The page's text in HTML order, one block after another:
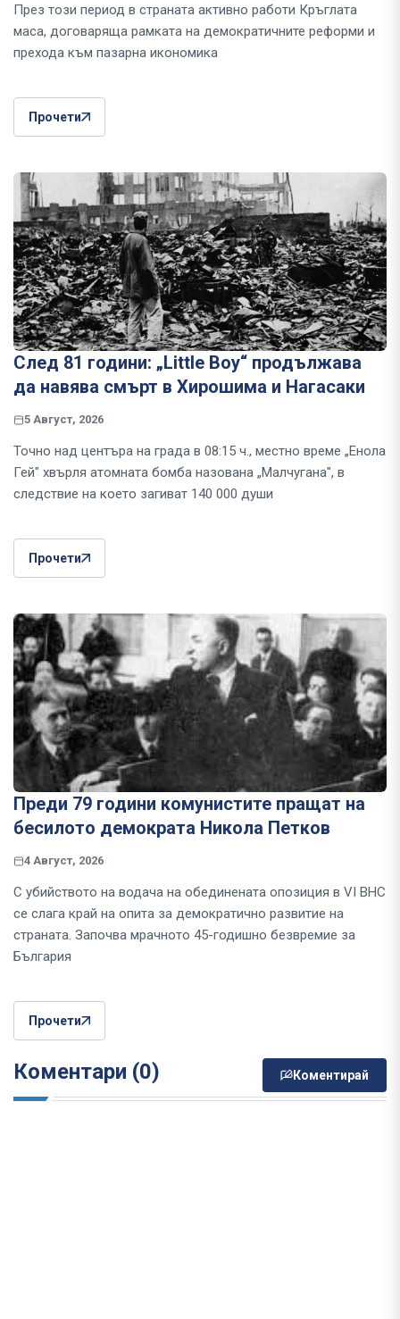
През този период в страната активно работи Кръглата
маса, договаряща рамката на демократичните реформи и
прехода към пазарна икономика
Прочети
След 81 години: „Little Boy“ продължава
да навява смърт в Хирошима и Нагасаки
5 Август, 2026
Точно над центъра на града в 08:15 ч., местно време „Енола
Гей" хвърля атомната бомба назована „Малчугана", в
следствие на което загиват 140 000 души
Прочети
Преди 79 години комунистите пращат на
бесилото демократа Никола Петков
4 Август, 2026
С убийството на водача на обединената опозиция в VI ВНС
се слага край на опита за демократично развитие на
страната. Започва мрачното 45-годишно безвремие за
България
Прочети
Коментари (0) Коментирай